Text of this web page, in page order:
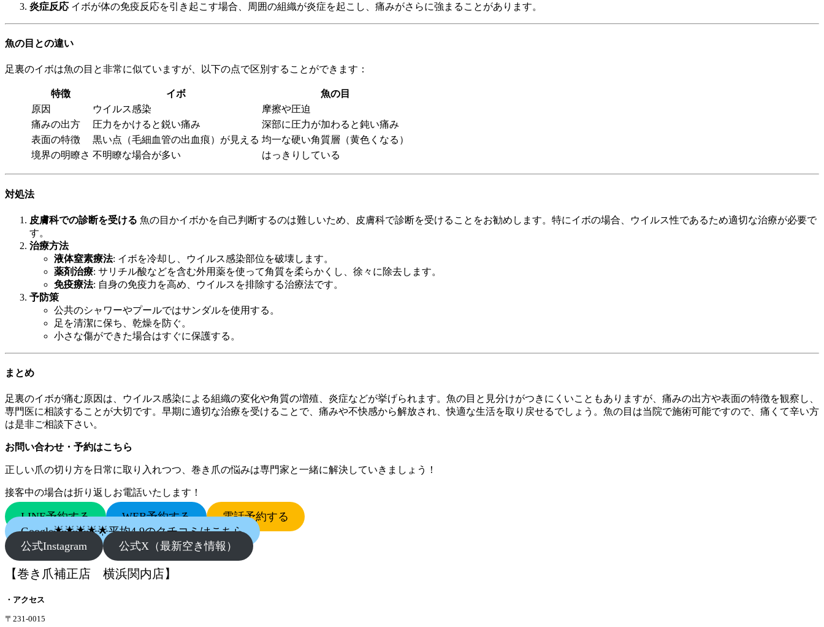
炎症反応 イボが体の免疫反応を引き起こす場合、周囲の組織が炎症を起こし、痛みがさらに強まることがあります。
魚の目との違い
足裏のイボは魚の目と非常に似ていますが、以下の点で区別することができます：
特徴 イボ
魚の目
原因
ウイルス感染
摩擦や圧迫
痛みの出方
圧力をかけると鋭い痛み
深部に圧力が加わると鈍い痛み
表面の特徴
黒い点（毛細血管の出血痕）が見える 均一な硬い角質層（黄色くなる）
境界の明瞭さ 不明瞭な場合が多い はっきりしている
対処法
皮膚科での診断を受ける 魚の目かイボかを自己判断するのは難しいため、皮膚科で診断を受けることをお勧めします。特にイボの場合、ウイルス性であるため適切な治療が必要で
す。
治療方法
液体窒素療法: イボを冷却し、ウイルス感染部位を破壊します。
薬剤治療: サリチル酸などを含む外用薬を使って角質を柔らかくし、徐々に除去します。
免疫療法: 自身の免疫力を高め、ウイルスを排除する治療法です。
予防策
公共のシャワーやプールではサンダルを使用する。
足を清潔に保ち、乾燥を防ぐ。
小さな傷ができた場合はすぐに保護する。
まとめ
足裏のイボが痛む原因は、ウイルス感染による組織の変化や角質の増殖、炎症などが挙げられます。魚の目と見分けがつきにくいこともありますが、痛みの出方や表面の特徴を観察し、
専門医に相談することが大切です。早期に適切な治療を受けることで、痛みや不快感から解放され、快適な生活を取り戻せるでしょう。魚の目は当院で施術可能ですので、痛くて辛い方
は是非ご相談下さい。
お問い合わせ・予約はこちら
正しい爪の切り方を日常に取り入れつつ、巻き爪の悩みは専門家と一緒に解決していきましょう！
接客中の場合は折り返しお電話いたします！
LINE予約する WEB予約する
電話予約する
Google🌟🌟🌟🌟🌟平均4.9のクチコミはこちら
公式Instagram
公式X（最新空き情報）
【巻き爪補正店 横浜関内店】
・アクセス
〒231-0015